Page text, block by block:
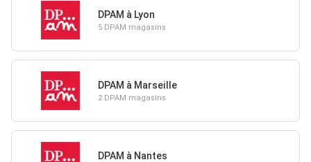
DPAM à Lyon
5 DPAM magasins
DPAM à Marseille
2 DPAM magasins
DPAM à Nantes